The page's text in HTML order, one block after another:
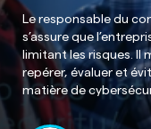
Le responsable du
s’assure que
limitant les risques. Il
repérer, évaluer et
matière de